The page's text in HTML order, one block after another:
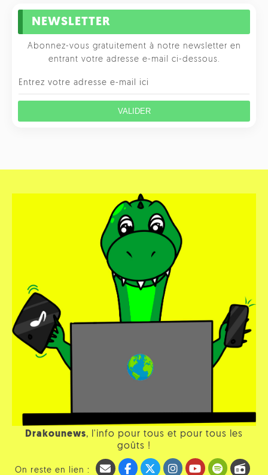
NEWSLETTER
Abonnez-vous gratuitement à notre newsletter en
entrant votre adresse e-mail ci-dessous.
VALIDER
Drakounews, l'info pour tous et pour tous les
goûts !
On reste en lien :